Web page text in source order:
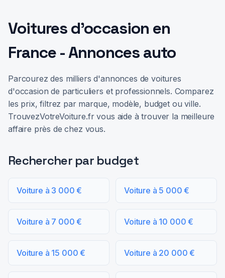
Voitures d'occasion en
France - Annonces auto
Parcourez des milliers d'annonces de voitures
d'occasion de particuliers et professionnels. Comparez
les prix, filtrez par marque, modèle, budget ou ville.
TrouvezVotreVoiture.fr vous aide à trouver la meilleure
affaire près de chez vous.
Rechercher par budget
Voiture à 3 000 € Voiture à 5 000 €
Voiture à 7 000 € Voiture à 10 000 €
Voiture à 15 000 € Voiture à 20 000 €